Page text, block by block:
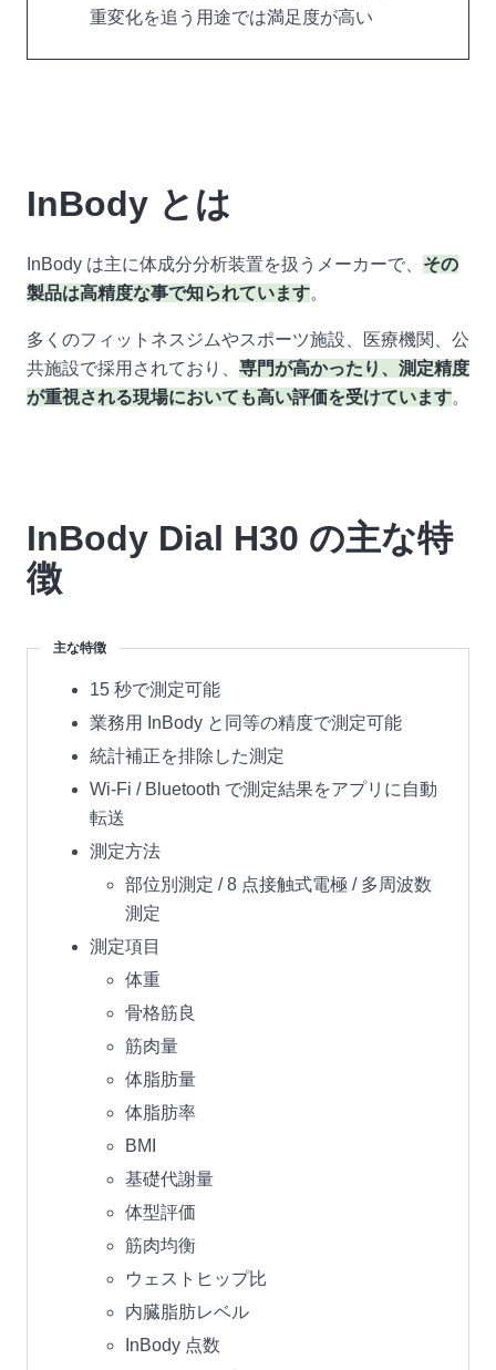
重変化を追う用途では満足度が高い
InBody とは
InBody は主に体成分分析装置を扱うメーカーで、 その
製品は高精度な事で知られています。
多くのフィットネスジムやスポーツ施設、医療機関、公
共施設で採用されており、 専門が高かったり、測定精度
が重視される現場においても高い評価を受けています。
InBody Dial H30 の主な特
徴
主な特徴
15 秒で測定可能
業務用 InBody と同等の精度で測定可能
統計補正を排除した測定
Wi-Fi / Bluetooth で測定結果をアプリに自動
転送
測定方法
部位別測定 / 8 点接触式電極 / 多周波数
測定
測定項目
体重
骨格筋良
筋肉量
体脂肪量
体脂肪率
BMI
基礎代謝量
体型評価
筋肉均衡
ウェストヒップ比
内臓脂肪レベル
InBody 点数